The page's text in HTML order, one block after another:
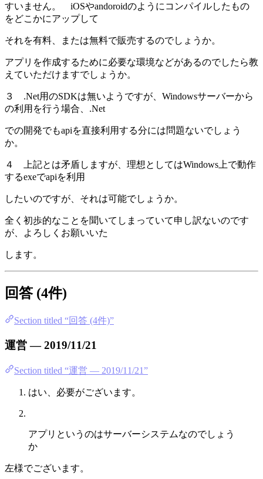
すいません。 iOSやandoroidのようにコンパイルしたもの
をどこかにアップして
それを有料、または無料で販売するのでしょうか。
アプリを作成するために必要な環境などがあるのでしたら教
えていただけますでしょうか。
３ .Net用のSDKは無いようですが、Windowsサーバーから
の利用を行う場合、.Net
での開発でもapiを直接利用する分には問題ないでしょう
か。
４ 上記とは矛盾しますが、理想としてはWindows上で動作
するexeでapiを利用
したいのですが、それは可能でしょうか。
全く初歩的なことを聞いてしまっていて申し訳ないのです
が、よろしくお願いいた
します。
回答 (4件)
Section titled “回答 (4件)”
運営 — 2019/11/21
Section titled “運営 — 2019/11/21”
はい、必要がございます。
アプリというのはサーバーシステムなのでしょう
か
左様でございます。